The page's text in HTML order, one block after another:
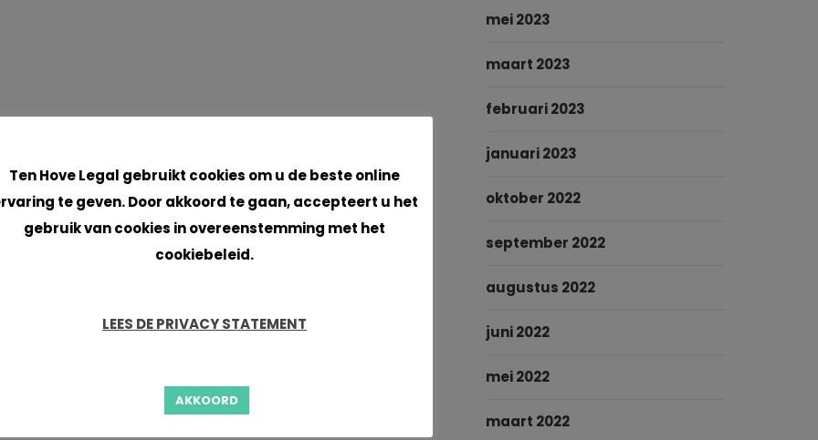
mei 2023
maart 2023
februari 2023
januari 2023
oktober 2022
september 2022
augustus 2022
juni 2022
mei 2022
maart 2022
Ten Hove Legal gebruikt cookies om u de beste online
te geven. Door akkoord te gaan, accepteert u het
gebruik van cookies in overeenstemming met het
cookiebeleid.
LEES DE PRIVACY STATEMENT
AKKOORD